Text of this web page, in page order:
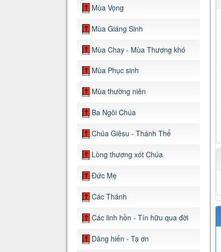
Mùa Vọng
Mùa Giáng Sinh
Mùa Chay - Mùa Thương khó
Mùa Phục sinh
Mùa thường niên
Ba Ngôi Chúa
Chúa Giêsu - Thánh Thể
Lòng thương xót Chúa
Đức Mẹ
Các Thánh
Các linh hồn - Tín hữu qua đời
Dâng hiến - Tạ ơn